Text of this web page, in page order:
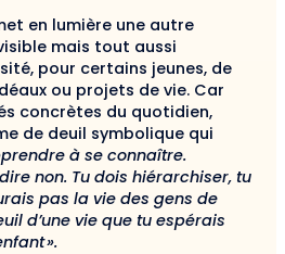
en lumière une autre
mais tout aussi
pour certains jeunes, de
ou projets de vie. Car
concrètes du quotidien,
de deuil symbolique qui
à se connaître.
non. Tu dois hiérarchiser, tu
pas la vie des gens de
d’une vie que tu espérais
».